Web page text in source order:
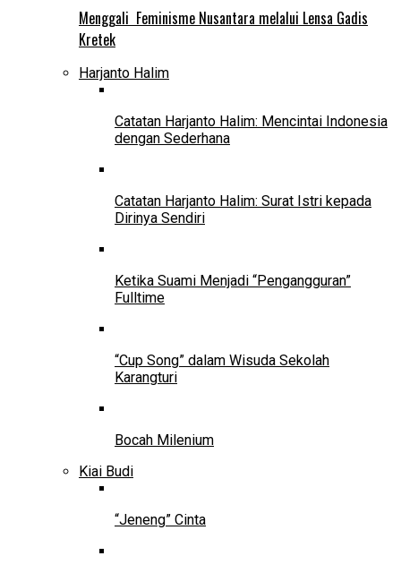
Menggali Feminisme Nusantara melalui Lensa Gadis
Kretek
Harjanto Halim
Catatan Harjanto Halim: Mencintai Indonesia
dengan Sederhana
Catatan Harjanto Halim: Surat Istri kepada
Dirinya Sendiri
Ketika Suami Menjadi “Pengangguran”
Fulltime
“Cup Song” dalam Wisuda Sekolah
Karangturi
Bocah Milenium
Kiai Budi
“Jeneng” Cinta